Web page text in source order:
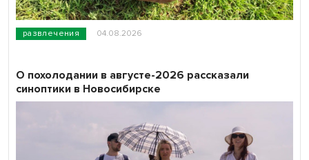
развлечения 04.08.2026
О похолодании в августе-2026 рассказали
синоптики в Новосибирске